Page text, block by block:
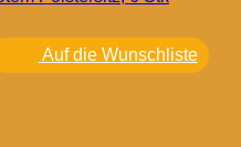
Auf die Wunschliste